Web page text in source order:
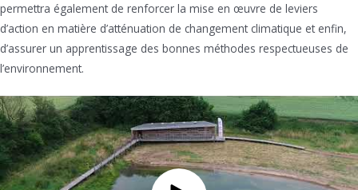
permettra également de renforcer la mise en œuvre de leviers
d’action en matière d’atténuation de changement climatique et enfin,
d’assurer un apprentissage des bonnes méthodes respectueuses de
l’environnement.